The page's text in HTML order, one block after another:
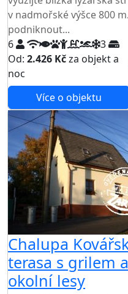
v nadmořské výšce 800
podniknout...
6
3
Od: 2.426 Kčza objekt a
noc
Více o objektu
Chalupa
terasa s grilem
okolní lesy